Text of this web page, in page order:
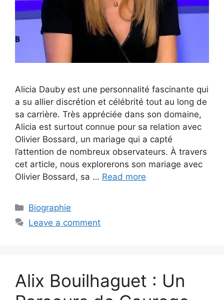
Alicia Dauby est une personnalité fascinante qui
a su allier discrétion et célébrité tout au long de
sa carrière. Très appréciée dans son domaine,
Alicia est surtout connue pour sa relation avec
Olivier Bossard, un mariage qui a capté
l’attention de nombreux observateurs. À travers
cet article, nous explorerons son mariage avec
Olivier Bossard, sa … Read more
Categories
Biographie
Leave a comment
Alix Bouilhaguet : Un